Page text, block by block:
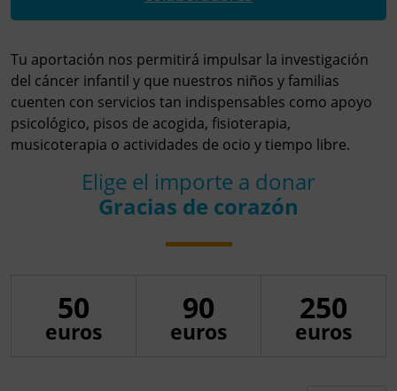
Tu aportación nos permitirá impulsar la investigación
del cáncer infantil y que nuestros niños y familias
cuenten con servicios tan indispensables como apoyo
psicológico, pisos de acogida, fisioterapia,
musicoterapia o actividades de ocio y tiempo libre.
Elige el importe a donar
Gracias de corazón
50
euros
90
euros
250
euros